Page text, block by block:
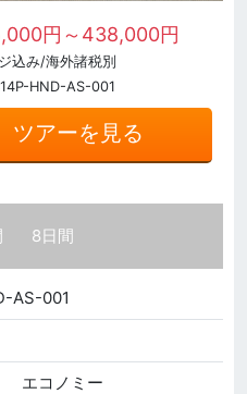
円～438,000円
込み/海外諸税別
HND-AS-001
ツアーを見る
8日間
AS-001
エコノミー